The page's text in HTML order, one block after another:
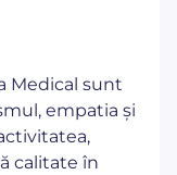
Medical sunt
empatia și
calitate în